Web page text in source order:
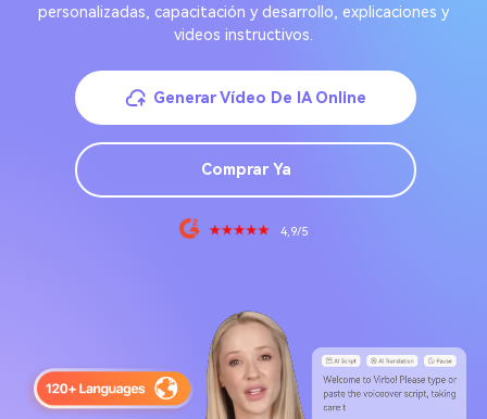
personalizadas, capacitación y desarrollo, explicaciones y
videos instructivos.
Generar Vídeo De IA Online
Comprar Ya
4,9/5